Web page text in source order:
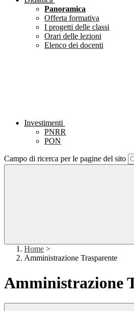
Panoramica
Offerta formativa
I progetti delle classi
Orari delle lezioni
Elenco dei docenti
Investimenti
PNRR
PON
Campo di ricerca per le pagine del sito
Home >
Amministrazione Trasparente
Amministrazione